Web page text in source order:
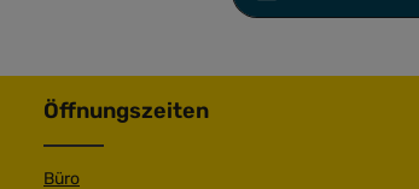
Ich habe die
Öffnungszeiten
Büro